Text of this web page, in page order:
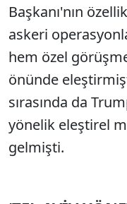
Başkanı'nın
askeri
hem özel
önünde
sırasında da
yönelik eleştirel
gelmişti.